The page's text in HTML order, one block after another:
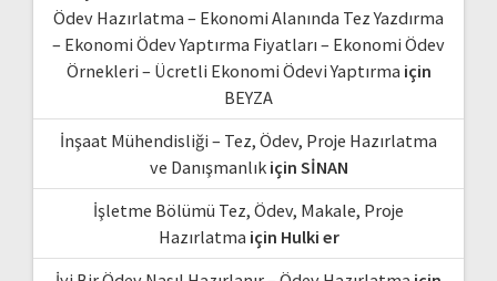
Ödev Hazırlatma – Ekonomi Alanında Tez Yazdırma
– Ekonomi Ödev Yaptırma Fiyatları – Ekonomi Ödev
Örnekleri – Ücretli Ekonomi Ödevi Yaptırma için
BEYZA
İnşaat Mühendisliği – Tez, Ödev, Proje Hazırlatma
ve Danışmanlıkiçin SİNAN
İşletme Bölümü Tez, Ödev, Makale, Proje
Hazırlatma için Hulki er